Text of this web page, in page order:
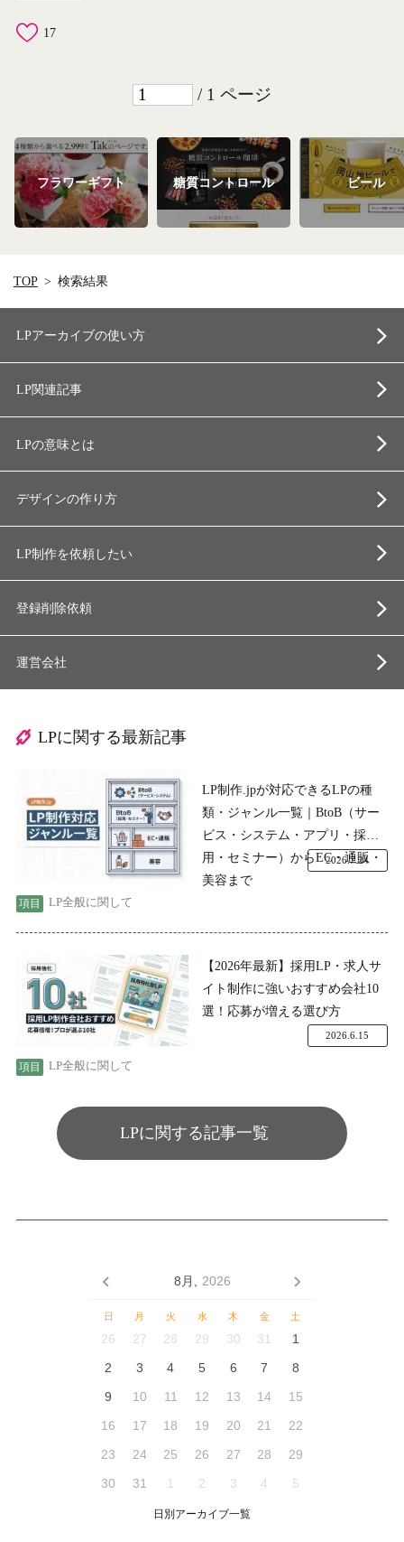
17
/ 1 ページ
フラワーギフト 糖質コントロール ビール
TOP 検索結果
LPアーカイブの使い方
LP関連記事
LPの意味とは
デザインの作り方
LP制作を依頼したい
登録削除依頼
運営会社
LPに関する最新記事
LP制作.jpが対応できるLPの種
類・ジャンル一覧｜BtoB（サー
ビス・システム・アプリ・採
用・セミナー）からEC・通販・
美容まで
LP全般に関して
2026.7.24
【2026年最新】採用LP・求人サ
イト制作に強いおすすめ会社10
選！応募が増える選び方
LP全般に関して
2026.6.15
LPに関する記事一覧
8月, 2026
日 月 火 水 木 金 土
26 27 28 29 30 31
1
2
3 4 5 6 7
8
9
10 11 12 13 14
15
16
17 18 19 20 21
22
23
24 25 26 27 28
29
30
31 1 2 3 4 5
日別アーカイブ一覧